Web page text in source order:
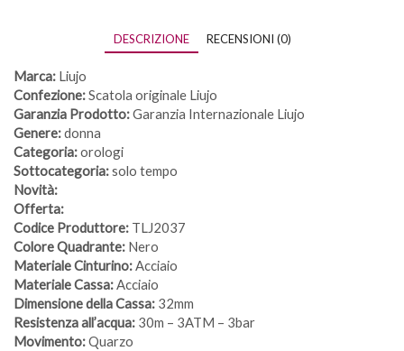
DESCRIZIONE RECENSIONI (0)
Marca: Liujo
Confezione:Scatola originale Liujo
Garanzia Prodotto:Garanzia Internazionale Liujo
Genere:donna
Categoria:orologi
Sottocategoria:solo tempo
Novità:
Offerta:
Codice Produttore: TLJ2037
Colore Quadrante: Nero
Materiale Cinturino:Acciaio
Materiale Cassa:Acciaio
Dimensione della Cassa: 32mm
Resistenza all’acqua: 30m – 3ATM – 3bar
Movimento:Quarzo